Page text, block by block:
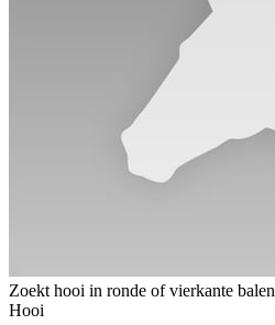
Zoekt hooi in ronde of vierkante balen
Hooi